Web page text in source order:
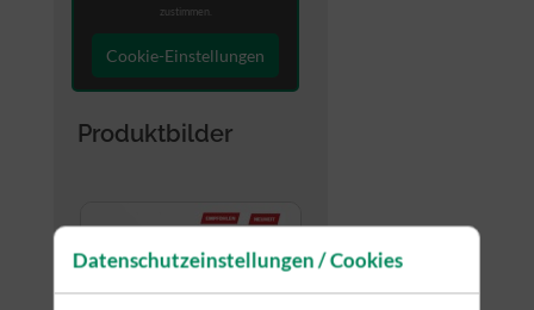
zustimmen.
Cookie-Einstellungen
Produktbilder
Datenschutzeinstellungen / Cookies